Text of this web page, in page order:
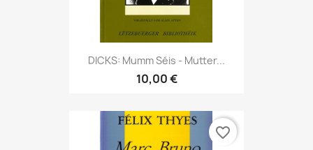
DICKS: Mumm Séis - Mutter...
10,00 €
favorite_border